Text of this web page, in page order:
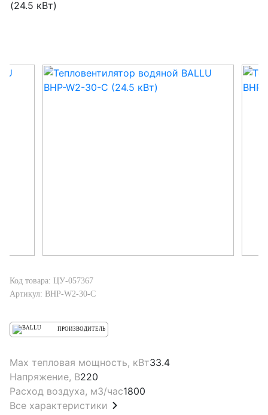
Код товара: ЦУ-057367
Артикул: BHP-W2-30-С
ПРОИЗВОДИТЕЛЬ
Max тепловая мощность, кВт33.4
Напряжение, В220
Расход воздуха, м3/час1800
Все характеристики